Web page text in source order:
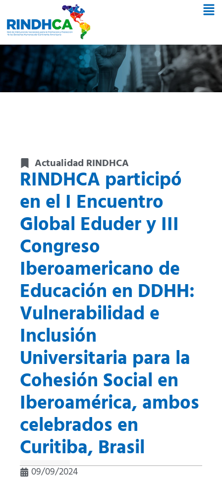
Actualidad RINDHCA
RINDHCA participó
en el I Encuentro
Global Eduder y III
Congreso
Iberoamericano de
Educación en DDHH:
Vulnerabilidad e
Inclusión
Universitaria para la
Cohesión Social en
Iberoamérica, ambos
celebrados en
Curitiba, Brasil
09/09/2024